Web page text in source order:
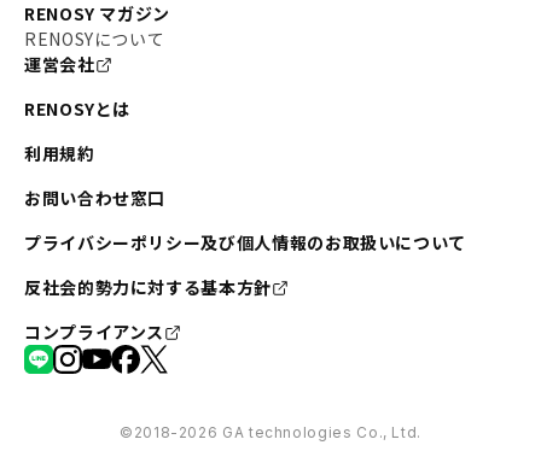
RENOSY マガジン
RENOSYについて
運営会社
RENOSYとは
利用規約
お問い合わせ窓口
プライバシーポリシー及び個人情報のお取扱いについて
反社会的勢力に対する基本方針
コンプライアンス
©︎2018-2026 GA technologies Co., Ltd.